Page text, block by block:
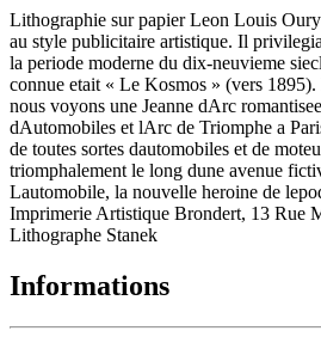
Lithographie sur papier Leon Louis
au style publicitaire artistique. Il
la periode moderne du dix-neuvieme
connue etait « Le Kosmos » (vers
nous voyons une Jeanne dArc
dAutomobiles et lArc de Triomphe a
de toutes sortes dautomobiles et de
triomphalement le long dune avenue
Lautomobile, la nouvelle heroine de
Imprimerie Artistique Brondert, 13 Rue
Lithographe Stanek
Informations